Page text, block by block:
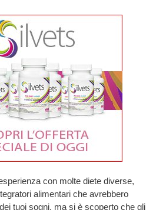
con molte diete diverse,
alimentari che avrebbero
tuoi sogni, ma si è scoperto che gli